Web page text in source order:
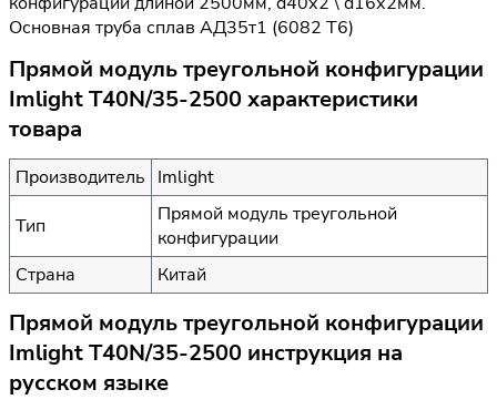
Основная труба сплав АД35т1 (6082 Т6)
Прямой модуль треугольной конфигурации
Imlight T40N/35-2500 характеристики
товара
Производитель Imlight
Тип
Прямой модуль треугольной
конфигурации
Страна
Китай
Прямой модуль треугольной конфигурации
Imlight T40N/35-2500 инструкция на
русском языке